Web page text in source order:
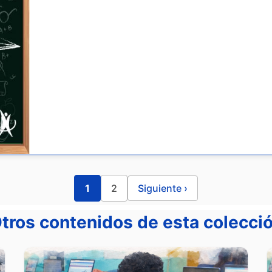
1 2 Siguiente ›
contenidos de esta